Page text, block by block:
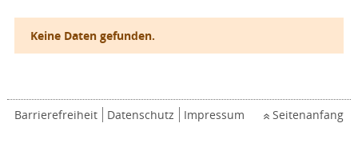
Keine Daten gefunden.
Barrierefreiheit Datenschutz Impressum Seitenanfang